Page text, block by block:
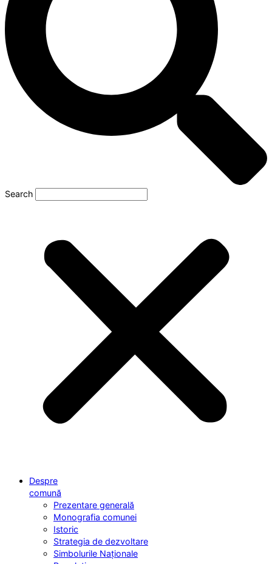
Search
Despre
comună
Prezentare generală
Monografia comunei
Istoric
Strategia de dezvoltare
Simbolurile Naționale